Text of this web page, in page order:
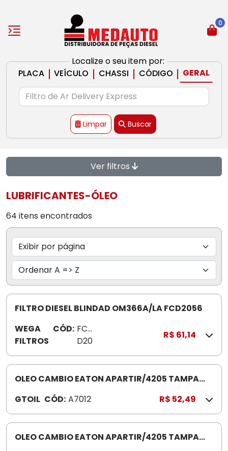
Localize o seu item por:
PLACA | VEÍCULO | CHASSI | CÓDIGO | GERAL
Limpar Buscar
0
Ver filtros
LUBRIFICANTES-ÓLEO
64 itens encontrados
FILTRO DIESEL BLINDAD OM366A/LA FCD2056
WEGA
FILTROS
CÓD: FC
D20
56
R$ 61,14
OLEO CAMBIO EATON APARTIR/4205 TAMPA
GTOIL CÓD: A7012 R$ 52,49
OLEO CAMBIO EATON APARTIR/4205 TAMPA